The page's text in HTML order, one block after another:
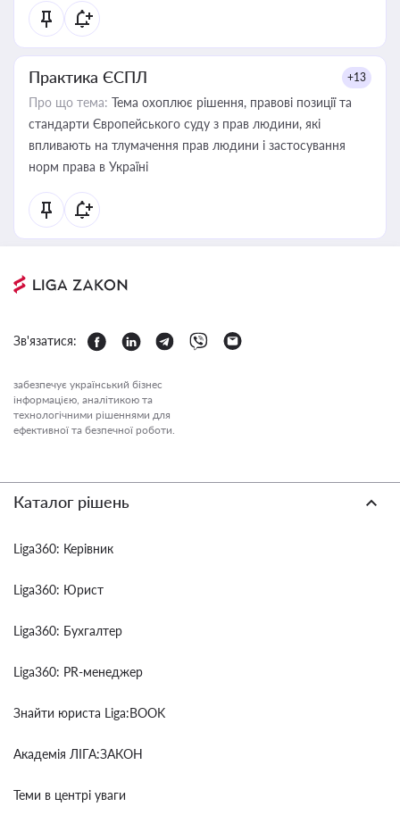
Практика ЄСПЛ +13
Про що тема: Тема охоплює рішення, правові позиції та
стандарти Європейського суду з прав людини, які
впливають на тлумачення прав людини і застосування
норм права в Україні
Зв'язатися:
забезпечує український бізнес
інформацією, аналітикою та
технологічними рішеннями для
ефективної та безпечної роботи.
Каталог рішень
Liga360: Керівник
Liga360: Юрист
Liga360: Бухгалтер
Liga360: PR-менеджер
Знайти юриста Liga:BOOK
Академія ЛІГА:ЗАКОН
Теми в центрі уваги